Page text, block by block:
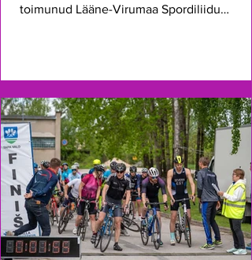
toimunud Lääne-Virumaa Spordiliidu
Triinu Kunberg, Ellen Anett Põldmaa, Siim
Tuus, Kristi Onkel, Erkko Noormaa ja Kaili
Ots. 💬 Spordiliidu peasekretäri Sven
Hõbemägi sõnul on äärmiselt hea meel, et
uus juhatus on spordialade ning maakonna
eri piirkondade mõis